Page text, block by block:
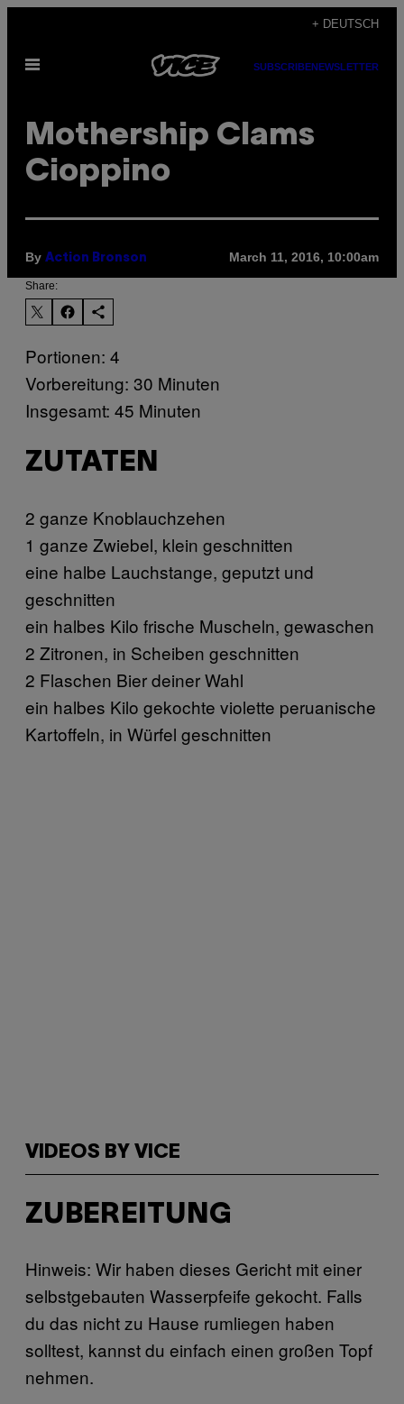
content
+ DEUTSCH
Open
SUBSCRIBENEWSLETTER
Mothership Clams
Cioppino
By Action Bronson March 11, 2016, 10:00am
Share:
Portionen: 4
Vorbereitung: 30 Minuten
Insgesamt: 45 Minuten
ZUTATEN
2 ganze Knoblauchzehen
1 ganze Zwiebel, klein geschnitten
eine halbe Lauchstange, geputzt und
geschnitten
ein halbes Kilo frische Muscheln, gewaschen
2 Zitronen, in Scheiben geschnitten
2 Flaschen Bier deiner Wahl
ein halbes Kilo gekochte violette peruanische
Kartoffeln, in Würfel geschnitten
VIDEOS BY VICE
ZUBEREITUNG
Hinweis: Wir haben dieses Gericht mit einer
selbstgebauten Wasserpfeife gekocht. Falls
du das nicht zu Hause rumliegen haben
solltest, kannst du einfach einen großen Topf
nehmen.